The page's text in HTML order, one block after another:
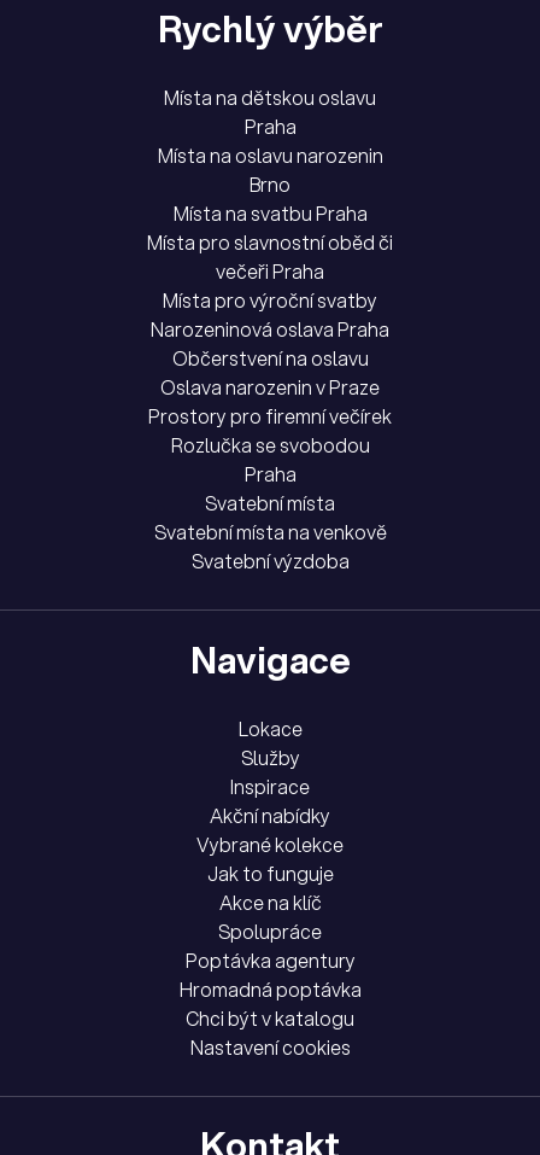
Rychlý výběr
Místa na dětskou oslavu
Praha
Místa na oslavu narozenin
Brno
Místa na svatbu Praha
Místa pro slavnostní oběd či
večeři Praha
Místa pro výroční svatby
Narozeninová oslava Praha
Občerstvení na oslavu
Oslava narozenin v Praze
Prostory pro firemní večírek
Rozlučka se svobodou
Praha
Svatební místa
Svatební místa na venkově
Svatební výzdoba
Navigace
Lokace
Služby
Inspirace
Akční nabídky
Vybrané kolekce
Jak to funguje
Akce na klíč
Spolupráce
Poptávka agentury
Hromadná poptávka
Chci být v katalogu
Nastavení cookies